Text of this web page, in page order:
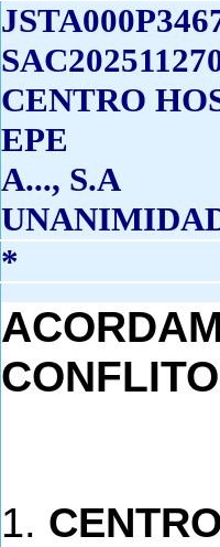
CENTRO
EPE
A..., S.A
*
1.